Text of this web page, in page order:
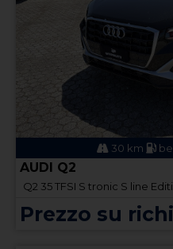
30 km
AUDI Q2
Q2 35 TFSI S tronic S line
Prezzo su